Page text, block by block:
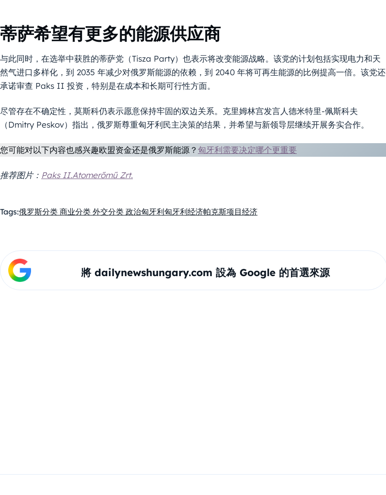
蒂萨希望有更多的能源供应商
与此同时，在选举中获胜的蒂萨党（Tisza Party）也表示将改变能源战略。该党的计划包括实现电力和天
然气进口多样化，到 2035 年减少对俄罗斯能源的依赖，到 2040 年将可再生能源的比例提高一倍。该党还
承诺审查 Paks II 投资，特别是在成本和长期可行性方面。
尽管存在不确定性，莫斯科仍表示愿意保持牢固的双边关系。克里姆林宫发言人德米特里-佩斯科夫
（Dmitry Peskov）指出，俄罗斯尊重匈牙利民主决策的结果，并希望与新领导层继续开展务实合作。
您可能对以下内容也感兴趣欧盟资金还是俄罗斯能源？匈牙利需要决定哪个更重要
推荐图片： Paks II.Atomerőmű Zrt.
Tags:俄罗斯分类 商业分类 外交分类 政治匈牙利匈牙利经济帕克斯项目经济
將 dailynewshungary.com 設為 Google 的首選來源